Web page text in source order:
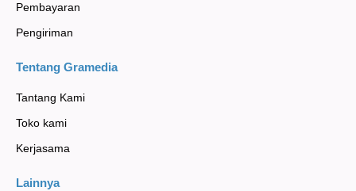
Pembayaran
Pengiriman
Tentang Gramedia
Tantang Kami
Toko kami
Kerjasama
Lainnya